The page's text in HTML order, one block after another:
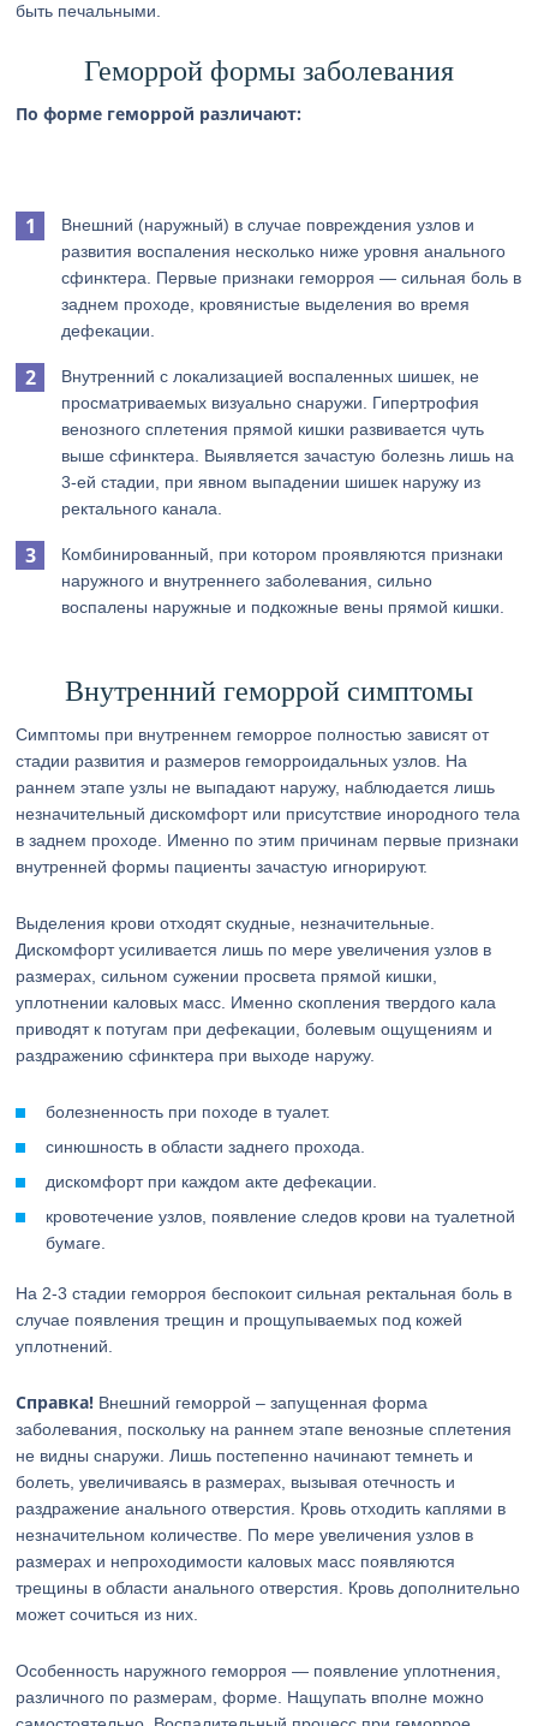
быть печальными.
Геморрой формы заболевания
По форме геморрой различают:
Внешний (наружный) в случае повреждения узлов и
развития воспаления несколько ниже уровня анального
сфинктера. Первые признаки геморроя — сильная боль в
заднем проходе, кровянистые выделения во время
дефекации.
Внутренний с локализацией воспаленных шишек, не
просматриваемых визуально снаружи. Гипертрофия
венозного сплетения прямой кишки развивается чуть
выше сфинктера. Выявляется зачастую болезнь лишь на
3-ей стадии, при явном выпадении шишек наружу из
ректального канала.
Комбинированный, при котором проявляются признаки
наружного и внутреннего заболевания, сильно
воспалены наружные и подкожные вены прямой кишки.
Внутренний геморрой симптомы
Симптомы при внутреннем геморрое полностью зависят от
стадии развития и размеров геморроидальных узлов. На
раннем этапе узлы не выпадают наружу, наблюдается лишь
незначительный дискомфорт или присутствие инородного тела
в заднем проходе. Именно по этим причинам первые признаки
внутренней формы пациенты зачастую игнорируют.
Выделения крови отходят скудные, незначительные.
Дискомфорт усиливается лишь по мере увеличения узлов в
размерах, сильном сужении просвета прямой кишки,
уплотнении каловых масс. Именно скопления твердого кала
приводят к потугам при дефекации, болевым ощущениям и
раздражению сфинктера при выходе наружу.
болезненность при походе в туалет.
синюшность в области заднего прохода.
дискомфорт при каждом акте дефекации.
кровотечение узлов, появление следов крови на туалетной
бумаге.
На 2-3 стадии геморроя беспокоит сильная ректальная боль в
случае появления трещин и прощупываемых под кожей
уплотнений.
Справка! Внешний геморрой – запущенная форма
заболевания, поскольку на раннем этапе венозные сплетения
не видны снаружи. Лишь постепенно начинают темнеть и
болеть, увеличиваясь в размерах, вызывая отечность и
раздражение анального отверстия. Кровь отходить каплями в
незначительном количестве. По мере увеличения узлов в
размерах и непроходимости каловых масс появляются
трещины в области анального отверстия. Кровь дополнительно
может сочиться из них.
Особенность наружного геморроя — появление уплотнения,
различного по размерам, форме. Нащупать вполне можно